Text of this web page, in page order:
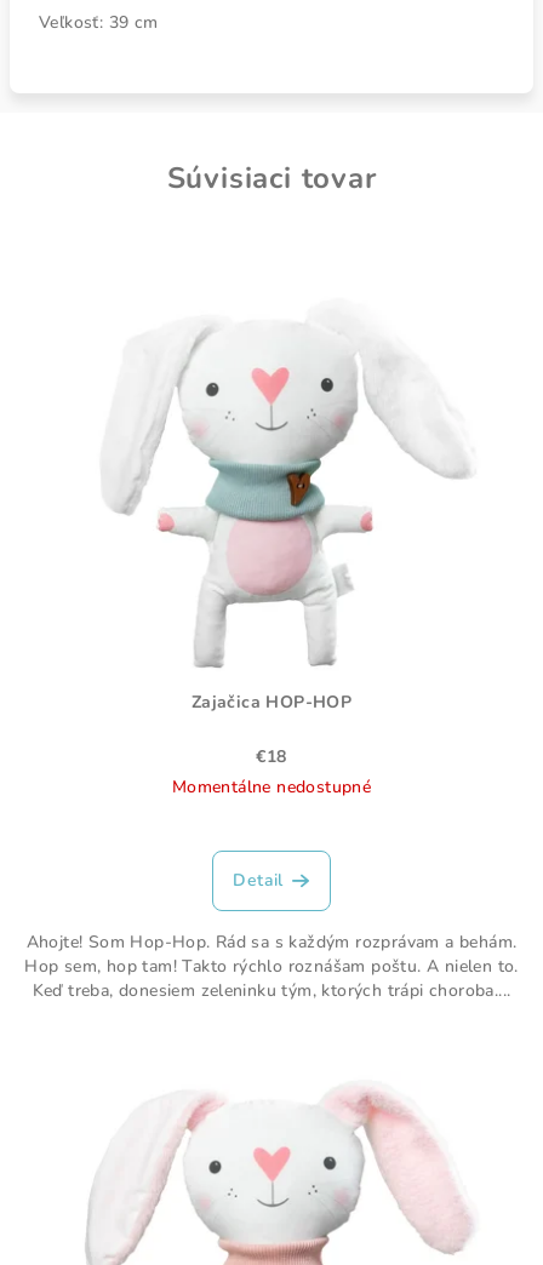
Veľkosť: 39 cm
Súvisiaci tovar
Zajačica HOP-HOP
€18
Momentálne nedostupné
Detail
Ahojte! Som Hop-Hop. Rád sa s každým rozprávam a behám.
Hop sem, hop tam! Takto rýchlo roznášam poštu. A nielen to.
Keď treba, donesiem zeleninku tým, ktorých trápi choroba....